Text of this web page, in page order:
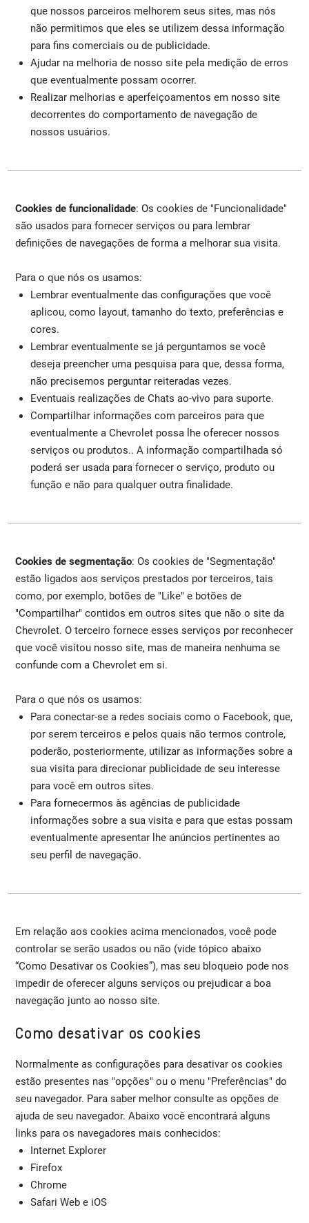
que nossos parceiros melhorem seus sites, mas nós
não permitimos que eles se utilizem dessa informação
para fins comerciais ou de publicidade.
Ajudar na melhoria de nosso site pela medição de erros
que eventualmente possam ocorrer.
Realizar melhorias e aperfeiçoamentos em nosso site
decorrentes do comportamento de navegação de
nossos usuários.
Cookies de funcionalidade: Os cookies de "Funcionalidade"
são usados para fornecer serviços ou para lembrar
definições de navegações de forma a melhorar sua visita.
Para o que nós os usamos:
Lembrar eventualmente das configurações que você
aplicou, como layout, tamanho do texto, preferências e
cores.
Lembrar eventualmente se já perguntamos se você
deseja preencher uma pesquisa para que, dessa forma,
não precisemos perguntar reiteradas vezes.
Eventuais realizações de Chats ao-vivo para suporte.
Compartilhar informações com parceiros para que
eventualmente a Chevrolet possa lhe oferecer nossos
serviços ou produtos.. A informação compartilhada só
poderá ser usada para fornecer o serviço, produto ou
função e não para qualquer outra finalidade.
Cookies de segmentação: Os cookies de "Segmentação"
estão ligados aos serviços prestados por terceiros, tais
como, por exemplo, botões de "Like" e botões de
"Compartilhar" contidos em outros sites que não o site da
Chevrolet. O terceiro fornece esses serviços por reconhecer
que você visitou nosso site, mas de maneira nenhuma se
confunde com a Chevrolet em si.
Para o que nós os usamos:
Para conectar-se a redes sociais como o Facebook, que,
por serem terceiros e pelos quais não termos controle,
poderão, posteriormente, utilizar as informações sobre a
sua visita para direcionar publicidade de seu interesse
para você em outros sites.
Para fornecermos às agências de publicidade
informações sobre a sua visita e para que estas possam
eventualmente apresentar lhe anúncios pertinentes ao
seu perfil de navegação.
Em relação aos cookies acima mencionados, você pode
controlar se serão usados ou não (vide tópico abaixo
“Como Desativar os Cookies”), mas seu bloqueio pode nos
impedir de oferecer alguns serviços ou prejudicar a boa
navegação junto ao nosso site.
Como desativar os cookies
Normalmente as configurações para desativar os cookies
estão presentes nas "opções" ou o menu "Preferências" do
seu navegador. Para saber melhor consulte as opções de
ajuda de seu navegador. Abaixo você encontrará alguns
links para os navegadores mais conhecidos:
Internet Explorer
Firefox
Chrome
Safari Web e iOS